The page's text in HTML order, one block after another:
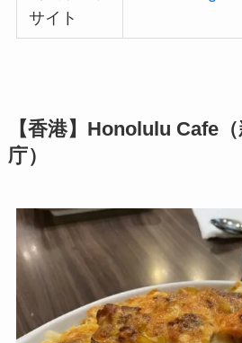
サイト
【香港】Honolulu Cafe
庁）